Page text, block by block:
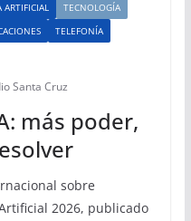
ARTIFICIAL
TECNOLOGÍA
TELEFONÍA
Santa Cruz
más poder,
sobre
2026, publicado